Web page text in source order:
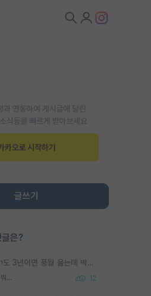
과 연동하여 게시글에 달린
식등을 빠르게 받아보세요
카오로 시작하기
글쓰기
은?
서당개 개 ㅅㄲ도 3년이면 풍월 읊는데 박사 5년 이상 대리고 있으면서 물된건 교수 탓 맞는ㄱ게 거기가 서당이 아니란 소리임
물박사의 기준이 뭐임? 12